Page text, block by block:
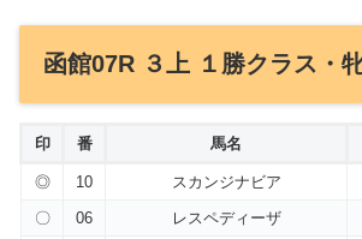
函館07R ３上 １勝クラス・
印 番 馬名
◎ 10 スカンジナビア
〇
06 レスペディーザ